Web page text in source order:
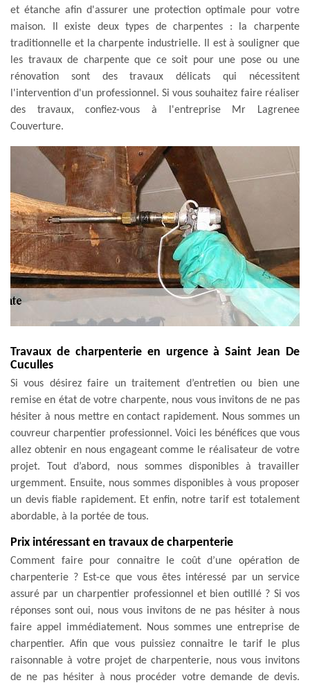
et étanche afin d'assurer une protection optimale pour votre
maison. Il existe deux types de charpentes : la charpente
traditionnelle et la charpente industrielle. Il est à souligner que
les travaux de charpente que ce soit pour une pose ou une
rénovation sont des travaux délicats qui nécessitent
l'intervention d'un professionnel. Si vous souhaitez faire réaliser
des travaux, confiez-vous à l'entreprise Mr Lagrenee
Couverture.
Travaux de charpenterie en urgence à Saint Jean De
Cuculles
Si vous désirez faire un traitement d’entretien ou bien une
remise en état de votre charpente, nous vous invitons de ne pas
hésiter à nous mettre en contact rapidement. Nous sommes un
couvreur charpentier professionnel. Voici les bénéfices que vous
allez obtenir en nous engageant comme le réalisateur de votre
projet. Tout d’abord, nous sommes disponibles à travailler
urgemment. Ensuite, nous sommes disponibles à vous proposer
un devis fiable rapidement. Et enfin, notre tarif est totalement
abordable, à la portée de tous.
Prix intéressant en travaux de charpenterie
Comment faire pour connaitre le coût d’une opération de
charpenterie ? Est-ce que vous êtes intéressé par un service
assuré par un charpentier professionnel et bien outillé ? Si vos
réponses sont oui, nous vous invitons de ne pas hésiter à nous
faire appel immédiatement. Nous sommes une entreprise de
charpentier. Afin que vous puissiez connaitre le tarif le plus
raisonnable à votre projet de charpenterie, nous vous invitons
de ne pas hésiter à nous procéder votre demande de devis.